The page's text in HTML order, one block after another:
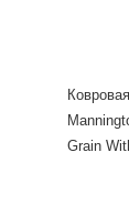
Grain